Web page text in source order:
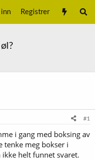
inn Registrer
#1
i gang med boksing av
tenke meg bokser i
helt funnet svaret.